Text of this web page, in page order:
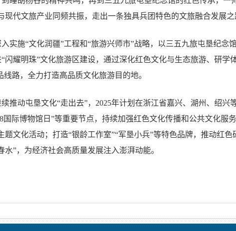
现代文旅产业同频共振，走出一条独具兵团特色的文旅融合发展之
实施“文化润疆”工程和“旅游兴师市”战略，以三五九旅屯垦纪念
闪耀明珠”文化旅游区建设，通过深化红色文化与生态旅游、研学
路，全力打造高品质文化旅游目的地。
推动屯垦文化“走出去”，2025年计划在浙江省嘉兴、湖州、绍兴
国际博物馆日”等重要节点，持续加强红色文化传播和公共文化服
题文化活动；打造“银龄工作室”“军垦小兵”等特色品牌，推动红
”，为经济社会高质量发展注入澎湃动能。